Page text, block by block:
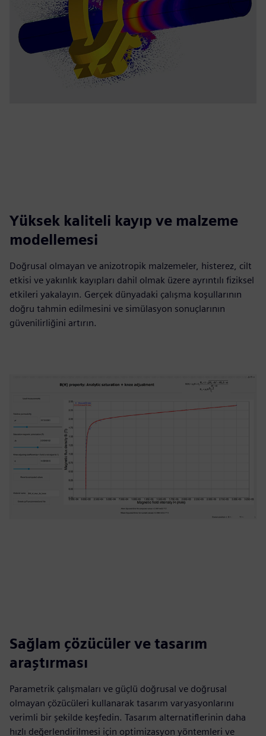
Yüksek kaliteli kayıp ve malzeme
modellemesi
Doğrusal olmayan ve anizotropik malzemeler, histerez, cilt
etkisi ve yakınlık kayıpları dahil olmak üzere ayrıntılı fiziksel
etkileri yakalayın. Gerçek dünyadaki çalışma koşullarının
doğru tahmin edilmesini ve simülasyon sonuçlarının
güvenilirliğini artırın.
Sağlam çözücüler ve tasarım
araştırması
Parametrik çalışmaları ve güçlü doğrusal ve doğrusal
olmayan çözücüleri kullanarak tasarım varyasyonlarını
verimli bir şekilde keşfedin. Tasarım alternatiflerinin daha
hızlı değerlendirilmesi için optimizasyon yöntemleri ve